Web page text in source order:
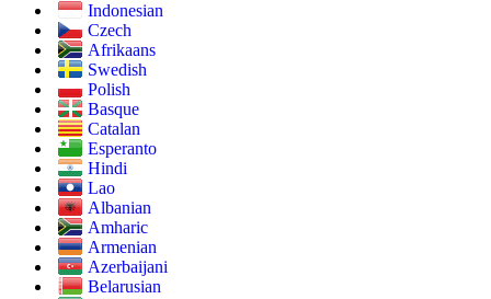
Indonesian
Czech
Afrikaans
Swedish
Polish
Basque
Catalan
Esperanto
Hindi
Lao
Albanian
Amharic
Armenian
Azerbaijani
Belarusian